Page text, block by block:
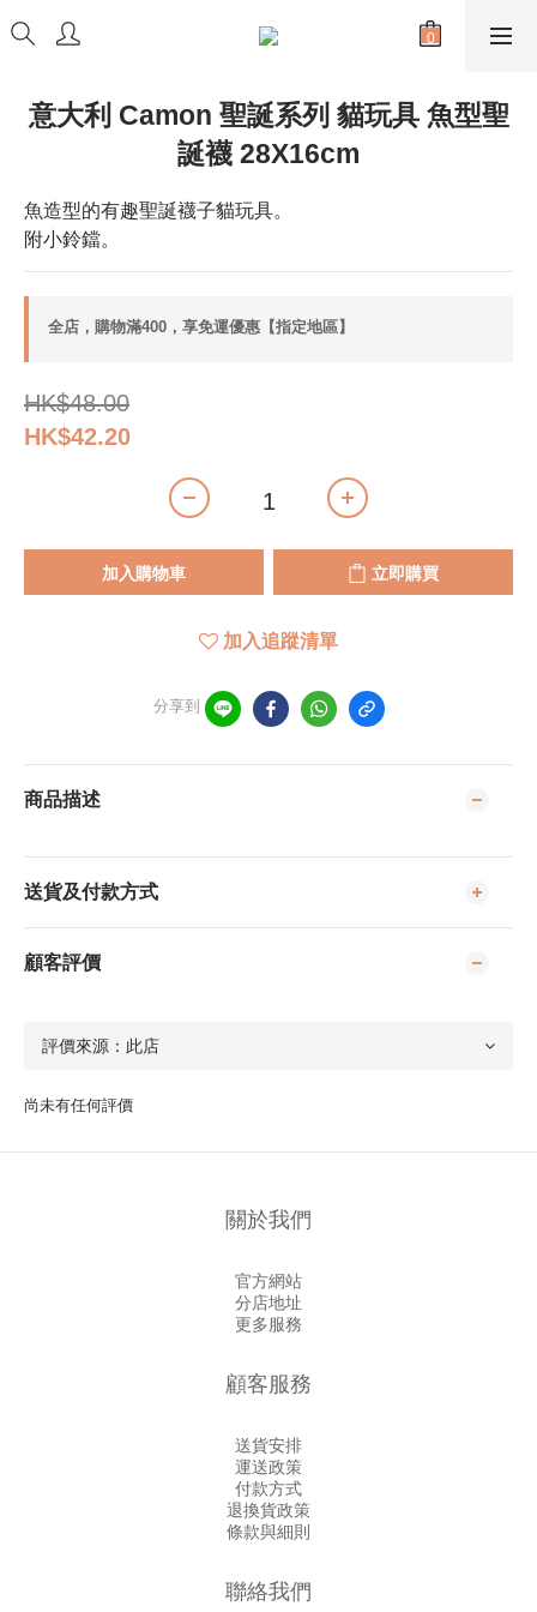
意大利 Camon 聖誕系列 貓玩具 魚型聖
誕襪 28X16cm
魚造型的有趣聖誕襪子貓玩具。
附小鈴鐺。
全店，購物滿400，享免運優惠【指定地區】
HK$48.00
HK$42.20
加入購物車 立即購買
加入追蹤清單
分享到
商品描述
送貨及付款方式
顧客評價
尚未有任何評價
關於我們
官方網站
分店地址
更多服務
顧客服務
送貨安排
運送政策
付款方式
退換貨政策
條款與細則
聯絡我們